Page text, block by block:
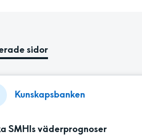
sidor
Kunskapsbanken
SMHIs väderprognoser